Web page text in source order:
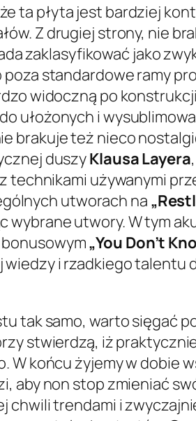
ta płyta jest bardziej
Z drugiej strony, nie
zaklasyfikować jako
poza standardowe ramy
widoczną po konstrukcji
ułożonych i
brakuje też nieco
duszyKlausa Layera
technikami używanymi
utworach na
utwory. W tym
„You Don’t
i rzadkiego talentu
tak samo, warto sięgać
stwierdzą, iż
W końcu żyjemy w dobie
aby non stop zmieniać
chwili trendami i